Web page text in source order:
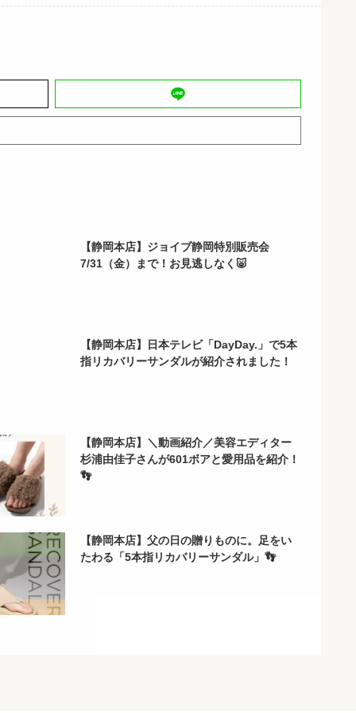
【静岡本店】ジョイブ静岡特別販売会
7/31（金）まで！お見逃しなく🐷
【静岡本店】日本テレビ「DayDay.」で5本
指リカバリーサンダルが紹介されました！
【静岡本店】＼動画紹介／美容エディター
杉浦由佳子さんが601ボアと愛用品を紹介！
👣
【静岡本店】父の日の贈りものに。足をい
たわる「5本指リカバリーサンダル」👣